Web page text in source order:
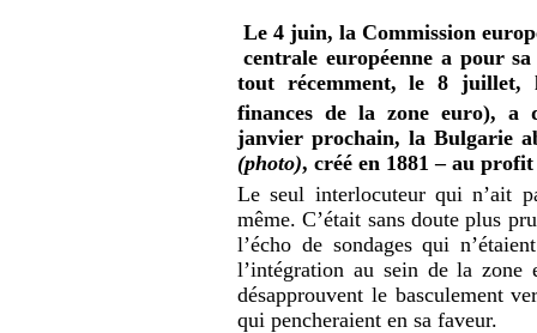
Le 4 juin, la Commission
centrale européenne a pour
tout récemment, le 8 juillet,
finances de la zone euro), a
janvier prochain, la Bulgarie
(photo), créé en 1881 – au
Le seul interlocuteur qui n’ait
même. C’était sans doute plus
l’écho de sondages qui
l’intégration au sein de la zone
désapprouvent le basculement
qui pencheraient en sa faveur.